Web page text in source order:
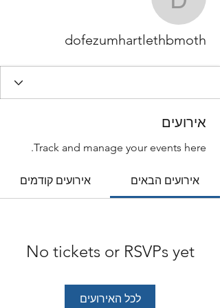
dofezumhartlethbmoth
אירועים
Track and manage your events here.
אירועים הבאים אירועים קודמים
No tickets or RSVPs yet
לכל האירועים